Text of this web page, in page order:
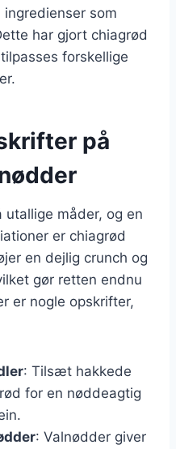
som
har gjort chiagrød
forskellige
på
utallige måder, og en
er chiagrød
en dejlig crunch og
gør retten endnu
er nogle opskrifter,
: Tilsæt hakkede
for en nøddeagtig
: Valnødder giver